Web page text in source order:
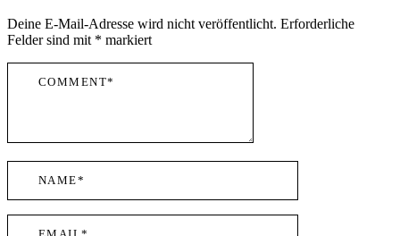
Deine E-Mail-Adresse wird nicht veröffentlicht. Erforderliche
Felder sind mit * markiert